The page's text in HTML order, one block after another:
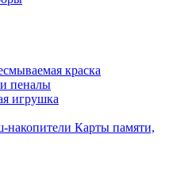
краска
пеналы
игрушка
Карты памяти,